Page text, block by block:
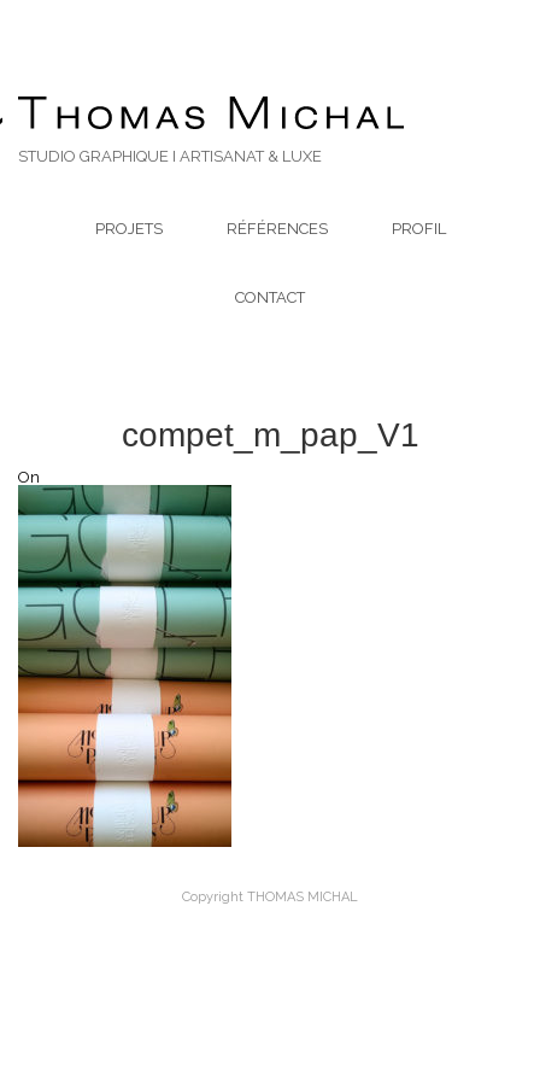
STUDIO GRAPHIQUE I ARTISANAT & LUXE
PROJETS RÉFÉRENCES PROFIL
CONTACT
compet_m_pap_V1
On
Copyright THOMAS MICHAL